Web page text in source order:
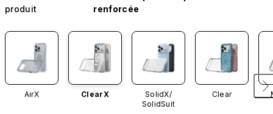
produit
renforcée
AirX ClearX
SolidX/
SolidSuit
Clear